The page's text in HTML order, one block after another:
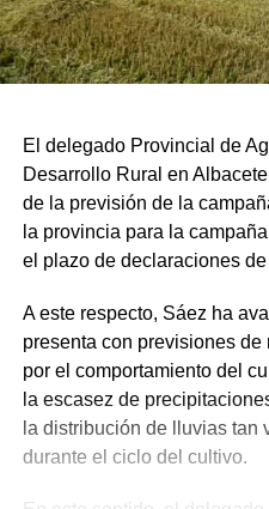
El delegado Provincial de
Desarrollo Rural en
de la previsión de la
la provincia para la
el plazo de declaraciones
A este respecto, Sáez ha
presenta con previsiones
por el comportamiento del
la escasez de
la distribución de lluvias tan
durante el ciclo del cultivo.